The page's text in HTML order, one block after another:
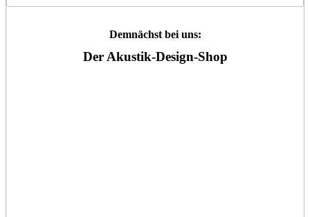
Demnächst bei uns:
Der Akustik-Design-Shop